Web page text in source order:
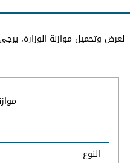
لعرض وتحميل موازنة الوزارة، يرجى
النوع